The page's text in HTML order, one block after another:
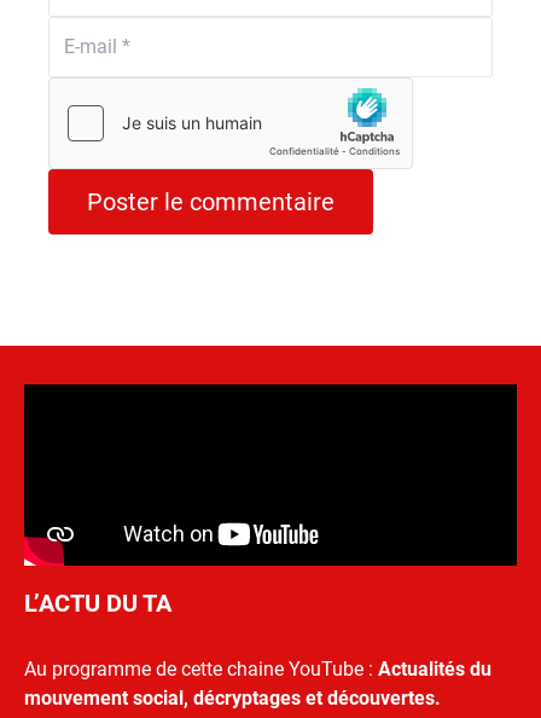
L’ACTU DU TA
Au programme de cette chaine YouTube : Actualités du
mouvement social, décryptages et découvertes.